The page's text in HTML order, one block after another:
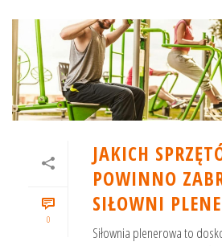
0
JAKICH
POWINNO
SIŁOWNI
Siłownia plenerowa to